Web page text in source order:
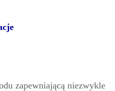
zapewniającą niezwykle